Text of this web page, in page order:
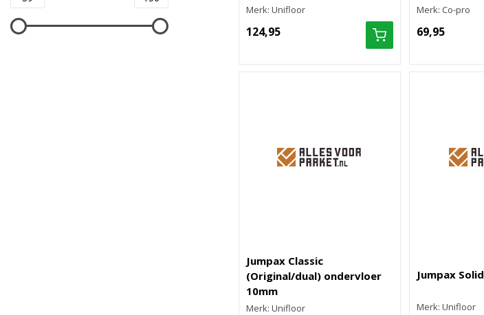
Merk: Unifloor
124,95
Merk: Co-pro
69,95
Jumpax Classic
(Original/dual) ondervloer
10mm
Merk: Unifloor
Jumpax Solid
Merk: Unifloor